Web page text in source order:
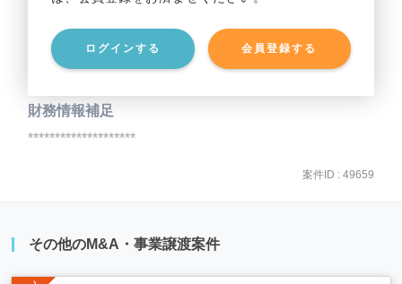
ログインする 会員登録する
事業資産 ********************
事業負債 ********************
財務情報補足
********************
案件ID : 49659
その他のM&A・事業譲渡案件